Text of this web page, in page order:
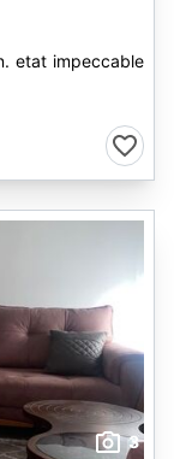
etat impeccable
3